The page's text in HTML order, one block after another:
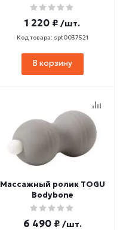
1 220 ₽ /шт.
Код товара: spt0037521
В корзину
Массажный ролик TOGU
Bodybone
6 490 ₽ /шт.